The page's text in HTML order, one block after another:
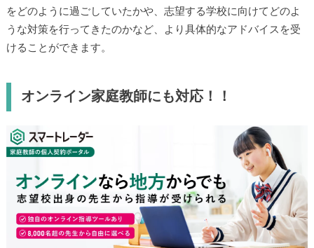
をどのように過ごしていたかや、志望する学校に向けてどのよ
うな対策を行ってきたのかなど、より具体的なアドバイスを受
けることができます。
オンライン家庭教師にも対応！！